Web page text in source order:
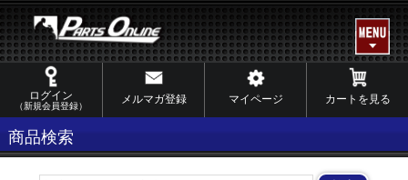
ログイン
（新規会員登録）
メルマガ登録 マイページ カートを見る
商品検索